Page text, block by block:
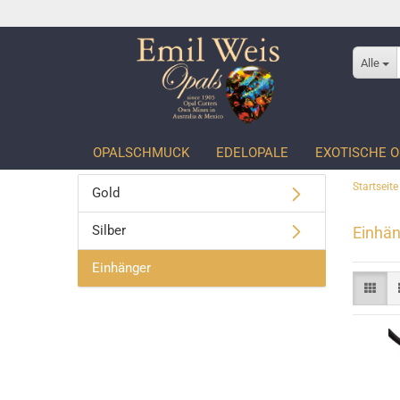
Alle
OPALSCHMUCK EDELOPALE EXOTISCHE
Startseite
Gold
Silber
Einhänger